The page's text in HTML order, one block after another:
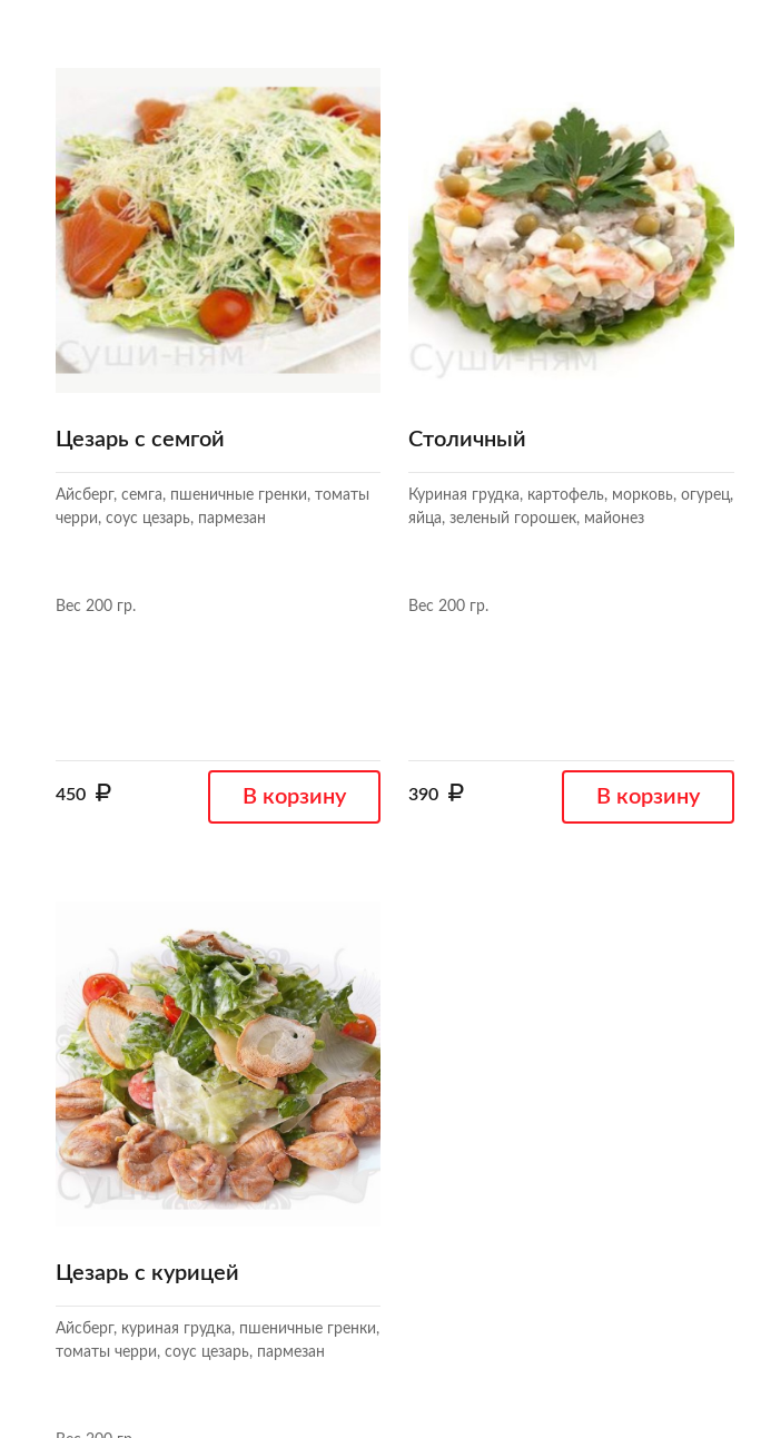
Цезарь с семгой
Айсберг, семга, пшеничные гренки, томаты
черри, соус цезарь, пармезан
Вес 200 гр.
450 В корзину
Столичный
Куриная грудка, картофель, морковь, огурец,
яйца, зеленый горошек, майонез
Вес 200 гр.
390 В корзину
Цезарь с курицей
Айсберг, куриная грудка, пшеничные гренки,
томаты черри, соус цезарь, пармезан